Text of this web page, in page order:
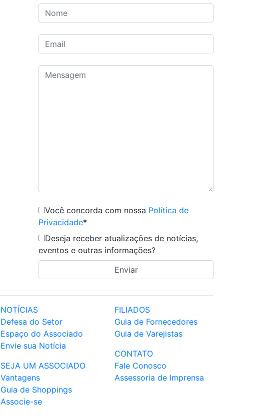
Você concorda com nossa Política de
Privacidade*
Deseja receber atualizações de notícias,
eventos e outras informações?
NOTÍCIAS
Defesa do Setor
Espaço do Associado
Envie sua Notícia
SEJA UM ASSOCIADO
Vantagens
Guia de Shoppings
Associe-se
FILIADOS
Guia de Fornecedores
Guia de Varejistas
CONTATO
Fale Conosco
Assessoria de Imprensa